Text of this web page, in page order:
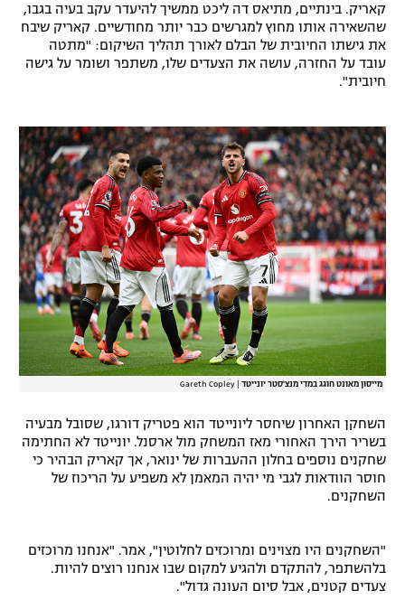
מדיניות פרטיות
רשיון להקרנה פומבית לבית עסק
הצטרפות לחבילת הערוצים
לוח דרושים – ג'ובנט
תגיות
המגזין
אומנויות לחימה
גיימינג E-Sports
קאריק. בינתיים, מתיאס דה ליכט ממשיך להיעדר עקב בעיה בגבו,
שהשאירה אותו מחוץ למגרשים כבר יותר מחודשיים. קאריק שיבח
את גישתו החיובית של הבלם לאורך תהליך השיקום: "מתטה
עובד על החזרה, עושה את הצעדים שלו, משתפר ושומר על גישה
חיובית".
מייסון מאונט חוגג במדי מנצ'סטר יונייטד Gareth Copley
השחקן האחרון שיחסר ליונייטד הוא פטריק דורגו, שסובל מבעיה
בשריר הירך האחורי מאז המשחק מול ארסנל. יונייטד לא החתימה
שחקנים נוספים בחלון ההעברות של ינואר, אך קאריק הבהיר כי
חוסר הוודאות לגבי מי יהיה המאמן לא משפיע על הריכוז של
השחקנים.
"השחקנים היו מצוינים ומרוכזים לחלוטין", אמר. "אנחנו מרוכזים
בלהשתפר, להתקדם ולהגיע למקום שבו אנחנו רוצים להיות.
צעדים קטנים, אבל סיום העונה גדול".